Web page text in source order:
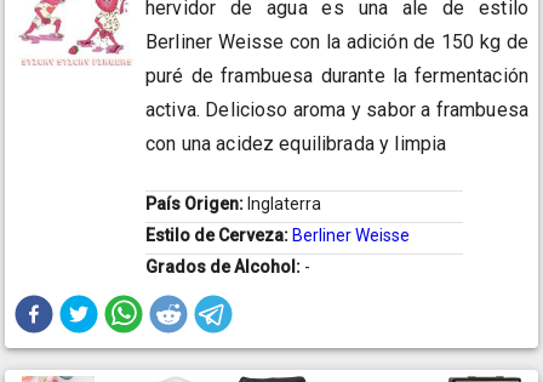
hervidor de agua es una ale de estilo
Berliner Weisse con la adición de 150 kg de
puré de frambuesa durante la fermentación
activa. Delicioso aroma y sabor a frambuesa
con una acidez equilibrada y limpia
País Origen: Inglaterra
Estilo de Cerveza: Berliner Weisse
Grados de Alcohol: -